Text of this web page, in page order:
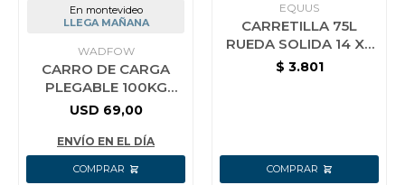
En montevideo
LLEGA MAÑANA
WADFOW
CARRO DE CARGA
PLEGABLE 100KG
1110MM WADFOW
USD 69,00
ENVÍO EN EL DÍA
EQUUS
CARRETILLA 75L
RUEDA SOLIDA 14 X3
PREMIUM EQUUS
$ 3.801